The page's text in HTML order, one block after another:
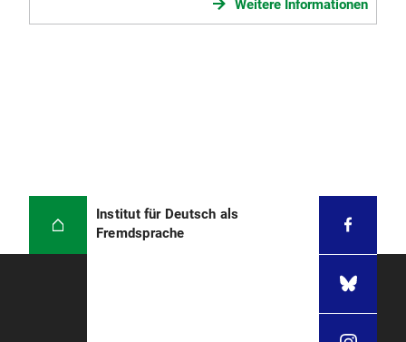
Weitere Informationen
Institut für Deutsch als
Fremdsprache